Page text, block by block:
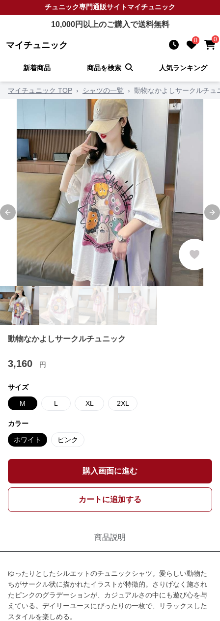
チュニック専門通販サイトマイチュニック
10,000円以上のご購入で送料無料
マイチュニック 0 0
新着商品 商品を検索 人気ランキング
マイチュニック TOP › シャツの一覧 › 動物なかよしサークルチュ
Previous slide
動物なかよしサークルチュニック
3,160 円
サイズ
M L XL 2XL
カラー
ホワイト ピンク
購入画面に進む
カートに追加する
商品説明
ゆったりとしたシルエットのチュニックシャツ。愛らしい動物た
ちがサークル状に描かれたイラストが特徴的。さりげなく施され
たピンクのグラデーションが、カジュアルさの中にも遊び心を与
えている。デイリーユースにぴったりの一枚で、リラックスした
スタイルを楽しめる。